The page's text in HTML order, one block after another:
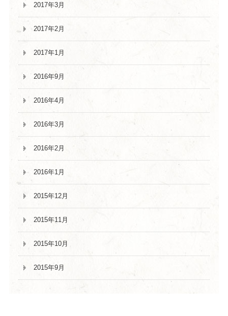
2017年3月
2017年2月
2017年1月
2016年9月
2016年4月
2016年3月
2016年2月
2016年1月
2015年12月
2015年11月
2015年10月
2015年9月